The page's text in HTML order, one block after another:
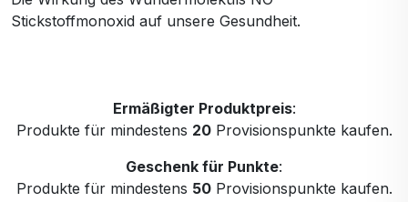
Stickstoffmonoxid auf unsere Gesundheit.
Ermäßigter Produktpreis:
Produkte für mindestens 20Provisionspunkte kaufen.
Geschenk für Punkte:
Produkte für mindestens 50Provisionspunkte kaufen.